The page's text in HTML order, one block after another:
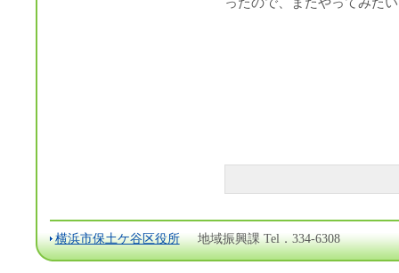
横浜市保土ケ谷区役所 地域振興課 Tel．334-6308